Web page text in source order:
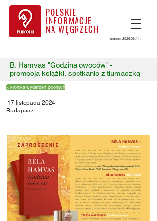
POLSKIE
INFORMACJE
NA WĘGRZECH
updated: 2026.06.11.
B. Hamvas "Godzina owoców" -
promocja książki, spotkanie z tłumaczką
< kronika wydarzeń polonijch
17 listopada 2024
Budapeszt